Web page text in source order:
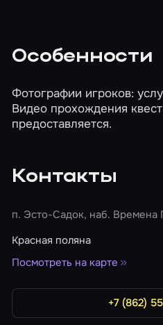
Особенности
Фотографии игроков:
Видео прохождения
предоставляется.
Контакты
п. Эсто-Садок, наб. Времена
Красная поляна
Посмотреть на карте
+7 (862)